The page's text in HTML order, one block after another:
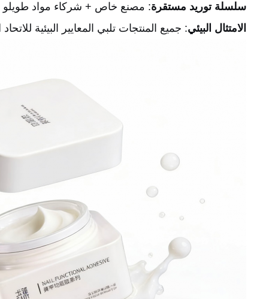
سلسلة توريد مستقرة: مصنع خاص + شركاء مواد طويلو
الامتثال البيئي: جميع المنتجات تلبي المعايير البيئية